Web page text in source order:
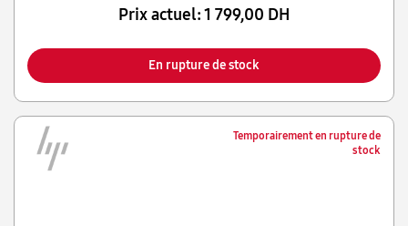
Prix actuel:1 799,00 DH
En rupture de stock
Temporairement en rupture de
stock